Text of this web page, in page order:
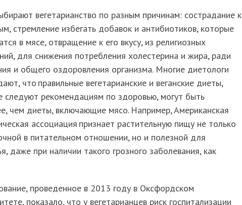
вегетарианство по разным причинам: сострадание к
стремление избегать добавок и антибиотиков, которые
в мясе, отвращение к его вкусу, из религиозных
для снижения потребления холестерина и жира, ради
и общего оздоровления организма. Многие диетологи
что правильные вегетарианские и веганские диеты,
следуют рекомендациям по здоровью, могут быть
чем диеты, включающие мясо. Например, Американская
ассоциация признает растительную пищу не только
в питательном отношении, но и полезной для
даже при наличии такого грозного заболевания, как
проведенное в 2013 году в Оксфордском
показало, что у вегетарианцев риск госпитализации